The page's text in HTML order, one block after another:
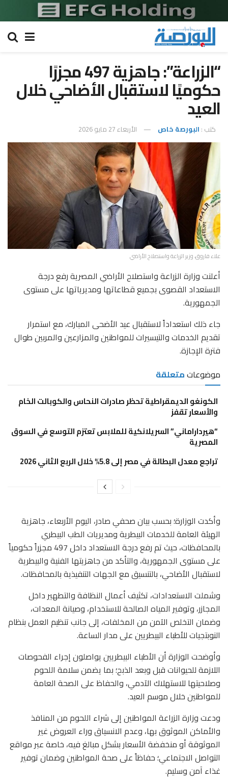
“الزراعة”: جاهزية 497 مجزرًا
حكوميًا لاستقبال الأضاحي خلال
العيد
كتب : البورصة خاص الأربعاء 27 مايو 2026
علاء فاروق، وزير الزراعة واستصلاح الأراضي
أعلنت وزارة الزراعة واستصلاح الأراضي المصرية رفع درجة
الاستعداد القصوى بجميع قطاعاتها ومديرياتها على مستوى
الجمهورية.
جاء ذلك استعداداً لاستقبال عيد الأضحى المبارك، مع استمرار
تقديم الخدمات والتيسيرات للمواطنين والمزارعين والمربين طوال
فترة الإجازة.
موضوعاتمتعلقة
الكونغو الديمقراطية تحظر صادرات النحاس والكوبالت الخام
والأسعار تقفز
“هيرداراماني” السريلانكية للملابس تعتزم التوسع في السوق
المصرية
تراجع معدل البطالة في مصر إلى 5.8% خلال الربع الثاني 2026
وأكدت الوزارة؛ بحسب بيان صحفي صادر، اليوم الأربعاء، جاهزية
الهيئة العامة للخدمات البيطرية ومديريات الطب البيطري
بالمحافظات، حيث تم رفع درجة الاستعداد داخل 497 مجزراً حكومياً
على مستوى الجمهورية، والتأكد من جاهزيتها الفنية والبيطرية
لاستقبال الأضاحي، بالتنسيق مع الجهات التنفيذية بالمحافظات.
وشملت الاستعدادات، تكثيف أعمال النظافة والتطهير داخل
المجازر، وتوفير المياه الصالحة للاستخدام، وصيانة المعدات،
وضمان التخلص الآمن من المخلفات، إلى جانب تنظيم العمل بنظام
النوبتجيات للأطباء البيطريين على مدار الساعة.
وأوضحت الوزارة أن الأطباء البيطريين يواصلون إجراء الفحوصات
اللازمة للحيوانات قبل وبعد الذبح؛ بما يضمن سلامة اللحوم
وصلاحيتها للاستهلاك الآدمي، والحفاظ على الصحة العامة
للمواطنين خلال موسم العيد.
ودعت وزارة الزراعة المواطنين إلى شراء اللحوم من المنافذ
والأماكن الموثوق بها، وعدم الانسياق وراء العروض غير
الموثوقة أو منخفضة الأسعار بشكل مبالغ فيه، خاصة عبر مواقع
التواصل الاجتماعي؛ حفاظاً على صحة المواطنين وضمان توفير
غذاء آمن وسليم.